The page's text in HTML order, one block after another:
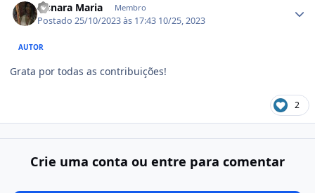
Lisnara Maria Membro
Postado25/10/2023 às 17:43 10/25, 2023
AUTOR
Grata por todas as contribuições!
2
Crie uma conta ou entre para comentar